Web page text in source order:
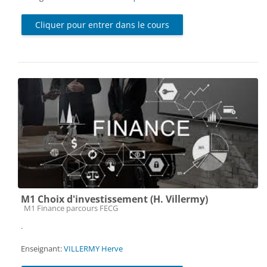
Cliquer pour entrer dans le cours
M1 Choix d'investissement (H. Villermy)
Catégorie de cours
M1 Finance parcours FECG
.
Enseignant:VILLERMY Herve